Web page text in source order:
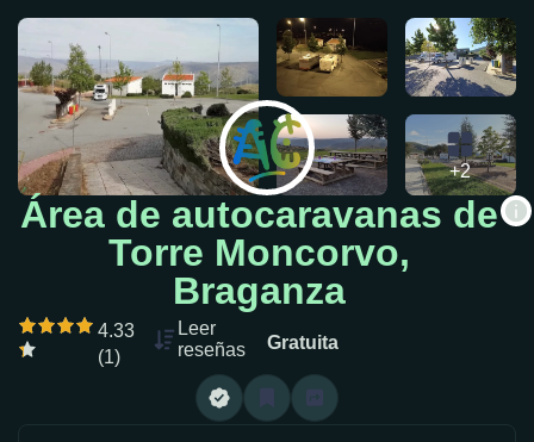
+2
Área de autocaravanas de
Torre Moncorvo,
Braganza
4.33
(1)
Leer
reseñas
Gratuita